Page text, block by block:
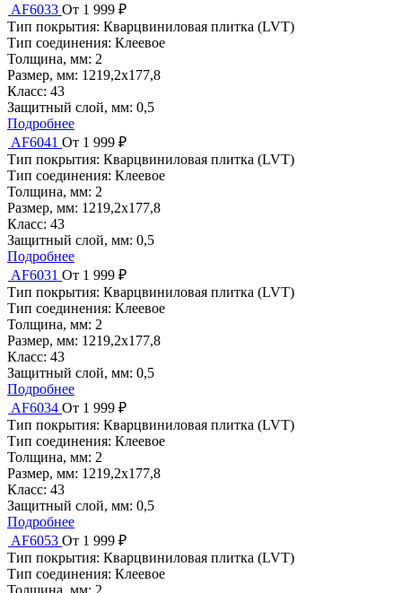
AF6033 От 1 999 ₽
Тип покрытия: Кварцвиниловая плитка (LVT)
Тип соединения: Клеевое
Толщина, мм: 2
Размер, мм: 1219,2х177,8
Класс: 43
Защитный слой, мм: 0,5
Подробнее
AF6041 От 1 999 ₽
Тип покрытия: Кварцвиниловая плитка (LVT)
Тип соединения: Клеевое
Толщина, мм: 2
Размер, мм: 1219,2х177,8
Класс: 43
Защитный слой, мм: 0,5
Подробнее
AF6031 От 1 999 ₽
Тип покрытия: Кварцвиниловая плитка (LVT)
Тип соединения: Клеевое
Толщина, мм: 2
Размер, мм: 1219,2х177,8
Класс: 43
Защитный слой, мм: 0,5
Подробнее
AF6034 От 1 999 ₽
Тип покрытия: Кварцвиниловая плитка (LVT)
Тип соединения: Клеевое
Толщина, мм: 2
Размер, мм: 1219,2х177,8
Класс: 43
Защитный слой, мм: 0,5
Подробнее
AF6053 От 1 999 ₽
Тип покрытия: Кварцвиниловая плитка (LVT)
Тип соединения: Клеевое
Толщина, мм: 2